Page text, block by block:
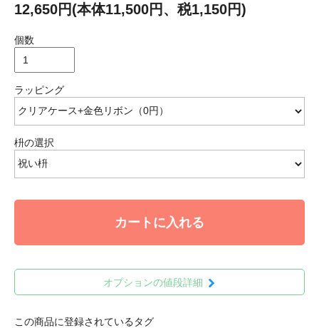
12,650円(本体11,500円、税1,150円)
個数
ラッピング
枡の選択
カートに入れる
オプションの値段詳細
この商品に登録されているタグ